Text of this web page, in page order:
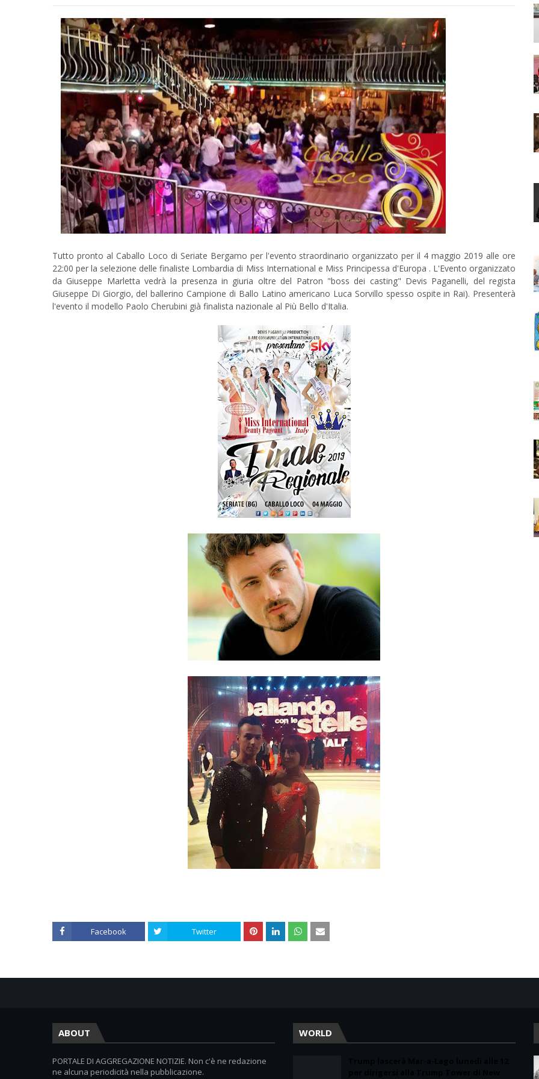
Tutto pronto al Caballo Loco di Seriate Bergamo per l'evento straordinario organizzato per il 4 maggio 2019 alle ore
22:00 per la selezione delle finaliste Lombardia di Miss International e Miss Principessa d'Europa . L'Evento organizzato
da Giuseppe Marletta vedrà la presenza in giuria oltre del Patron "boss dei casting" Devis Paganelli, del regista
Giuseppe Di Giorgio, del ballerino Campione di Ballo Latino americano Luca Sorvillo spesso ospite in Rai). Presenterà
l'evento il modello Paolo Cherubini già finalista nazionale al Più Bello d'Italia.
Facebook Twitter
ABOUT
PORTALE DI AGGREGAZIONE NOTIZIE. Non c'è ne redazione
ne alcuna periodicità nella pubblicazione.
WORLD